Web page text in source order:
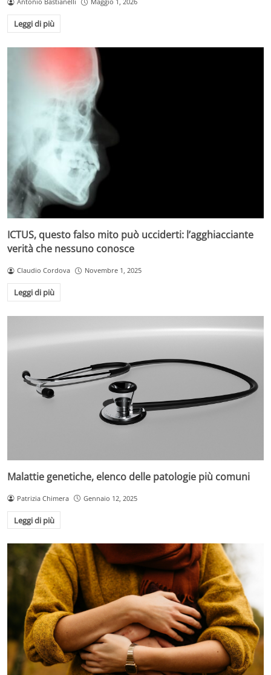
Leggi di più
ICTUS, questo falso mito può ucciderti: l’agghiacciante
verità che nessuno conosce
Claudio Cordova Novembre 1, 2025
Leggi di più
Malattie genetiche, elenco delle patologie più comuni
Patrizia Chimera Gennaio 12, 2025
Leggi di più